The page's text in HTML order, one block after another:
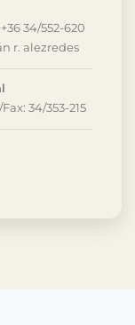
34/552-620
r. alezredes
34/353-215